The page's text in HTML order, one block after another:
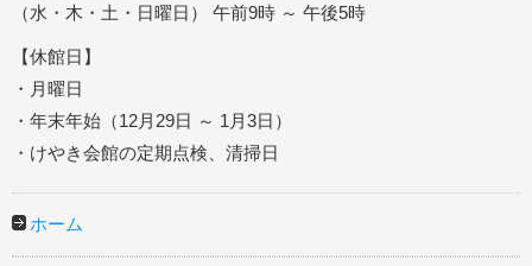
（水・木・土・日曜日） 午前9時 ～ 午後5時
【休館日】
・月曜日
・年末年始（12月29日 ～ 1月3日）
・けやき会館の定期点検、清掃日
ホーム